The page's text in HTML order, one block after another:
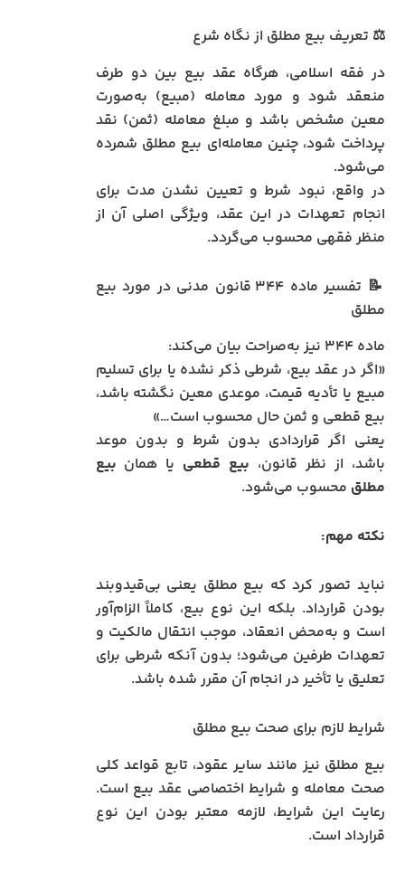
⚖️ تعریف بیع مطلق از نگاه شرع
در فقه اسلامی، هرگاه عقد بیع بین دو طرف
منعقد شود و مورد معامله (مبیع) به‌صورت
معین مشخص باشد و مبلغ معامله (ثمن) نقد
پرداخت شود، چنین معامله‌ای بیع مطلق شمرده
می‌شود.
در واقع، نبود شرط و تعیین‌ نشدن مدت برای
انجام تعهدات در این عقد، ویژگی اصلی آن از
منظر فقهی محسوب می‌گردد.
📝 تفسیر ماده ۳۴۴ قانون مدنی در مورد بیع
مطلق
ماده ۳۴۴ نیز به‌صراحت بیان می‌کند:
«اگر در عقد بیع، شرطی ذکر نشده یا برای تسلیم
مبیع یا تأدیه قیمت، موعدی معین نگشته باشد،
بیع قطعی و ثمن حال محسوب است…»
یعنی اگر قراردادی بدون شرط و بدون موعد
باشد، از نظر قانون، بیع قطعی یا همان بیع
مطلق محسوب می‌شود.
نکته مهم:
نباید تصور کرد که بیع مطلق یعنی بی‌قیدوبند
بودن قرارداد. بلکه این نوع بیع، کاملاً الزام‌آور
است و به‌محض انعقاد، موجب انتقال مالکیت و
تعهدات طرفین می‌شود؛ بدون آنکه شرطی برای
تعلیق یا تأخیر در انجام آن مقرر شده باشد.
شرایط لازم برای صحت بیع مطلق
بیع مطلق نیز مانند سایر عقود، تابع قواعد کلی
صحت معامله و شرایط اختصاصی عقد بیع است.
رعایت این شرایط، لازمه معتبر بودن این نوع
قرارداد است.